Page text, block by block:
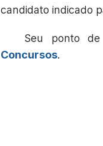
candidato indicado
Seu ponto
Concursos.